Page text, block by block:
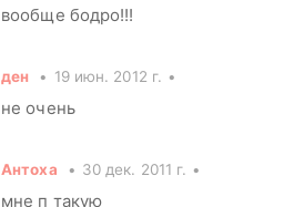
вообще бодро!!!
ден 19 июн. 2012 г.
не очень
Антоха 30 дек. 2011 г.
мне п такую